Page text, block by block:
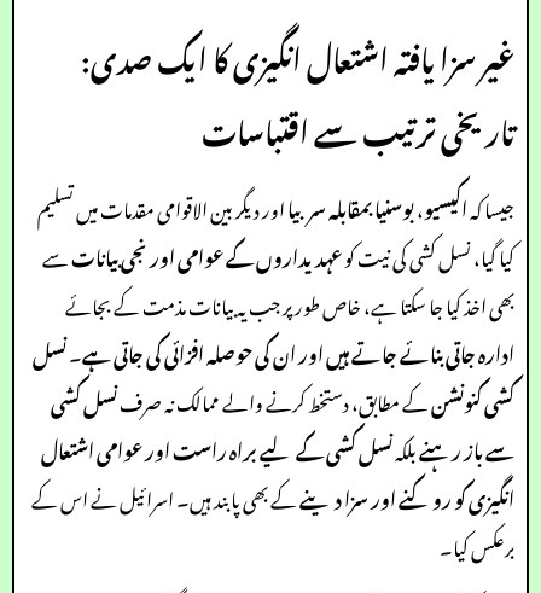
غیر سزا یافتہ اشتعال انگیزی کا ایک صدی:
تاریخی ترتیب سے اقتباسات
جیسا کہاکیسیو،بوسنیا بمقابلہ سربیااور دیگر بین الاقوامی مقدمات میں تسلیم
کیا گیا، نسل کشی کی نیت کوعہدیداروں کے عوامی اور نجی بیاناتسے
بھی اخذ کیا جا سکتا ہے، خاص طور پر جب یہ بیانات مذمت کے بجائے
ادارہ جاتی بنائے جاتے ہیں اور ان کی حوصلہ افزائی کی جاتی ہے۔نسل
کشی کنونشنکے مطابق، دستخط کرنے والے ممالک نہ صرفنسل کشی
سے باز رہنےبلکہنسل کشی کے لیے براہ راست اور عوامی اشتعال
انگیزی کو روکنے اور سزا دینےکے بھی پابند ہیں۔ اسرائیل نے اس کے
برعکس کیا۔